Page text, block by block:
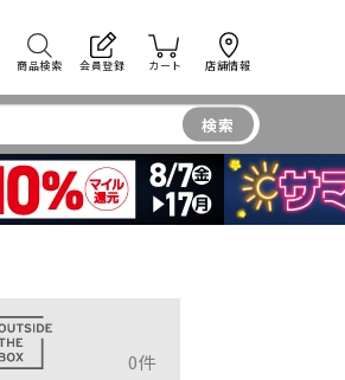
商品検索 会員登録 カート 店舗情報
検索
0件